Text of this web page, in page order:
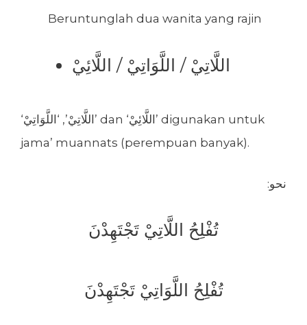
Beruntunglah dua wanita yang rajin
اللَّاتِيْ / اللَّوَاتِيْ / اللَّائِيْ
‘اللَّاتِيْ’, ‘اللَّوَاتِيْ’ dan ‘اللَّائِيْ’ digunakan untuk
jama’ muannats (perempuan banyak).
:نحو
تُفْلِحُ اللَّاتِيْ تَجْتَهِدْنَ
تُفْلِحُ اللَّوَاتِيْ تَجْتَهِدْنَ